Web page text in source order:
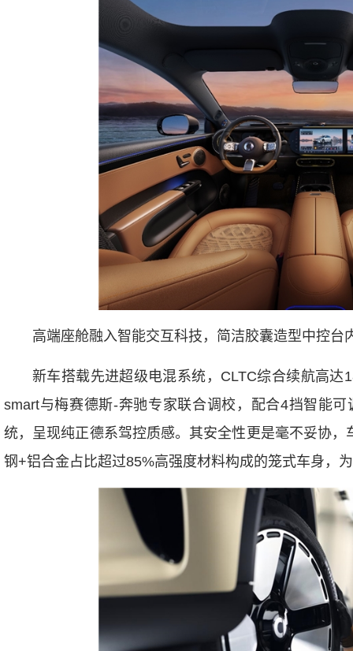
高端座舱融入智能交互科技，简洁胶囊造型中控台
新车搭载先进超级电混系统，CLTC综合续航高
smart与梅赛德斯-奔驰专家联合调校，配合4挡智能
统，呈现纯正德系驾控质感。其安全性更是毫不妥协，
钢+铝合金占比超过85%高强度材料构成的笼式车身，